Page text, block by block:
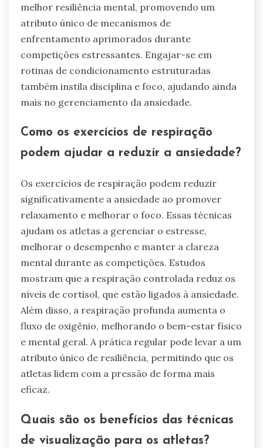
melhor resiliência mental, promovendo um
atributo único de mecanismos de
enfrentamento aprimorados durante
competições estressantes. Engajar-se em
rotinas de condicionamento estruturadas
também instila disciplina e foco, ajudando ainda
mais no gerenciamento da ansiedade.
Como os exercícios de respiração
podem ajudar a reduzir a ansiedade?
Os exercícios de respiração podem reduzir
significativamente a ansiedade ao promover
relaxamento e melhorar o foco. Essas técnicas
ajudam os atletas a gerenciar o estresse,
melhorar o desempenho e manter a clareza
mental durante as competições. Estudos
mostram que a respiração controlada reduz os
níveis de cortisol, que estão ligados à ansiedade.
Além disso, a respiração profunda aumenta o
fluxo de oxigênio, melhorando o bem-estar físico
e mental geral. A prática regular pode levar a um
atributo único de resiliência, permitindo que os
atletas lidem com a pressão de forma mais
eficaz.
Quais são os benefícios das técnicas
de visualização para os atletas?